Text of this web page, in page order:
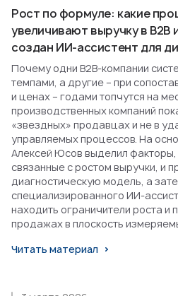
Рост по формуле: какие
увеличивают выручку в B2B
создан ИИ-ассистент для
Почему одни B2B-компании
темпами, а другие – при
и ценах – годами топчутся на
производственных компаний
«звездных» продавцах и не в
управляемых процессов. На
Алексей Юсов выделил факторы,
связанные с ростом выручки, и
диагностическую модель, а
специализированного ИИ-
находить ограничители роста и
продажах в плоскость
Читать материал